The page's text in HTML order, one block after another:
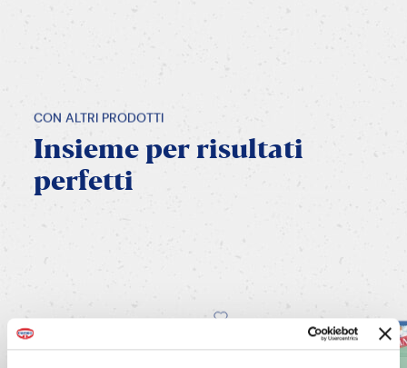
CON ALTRI PRODOTTI
Insieme per risultati
perfetti